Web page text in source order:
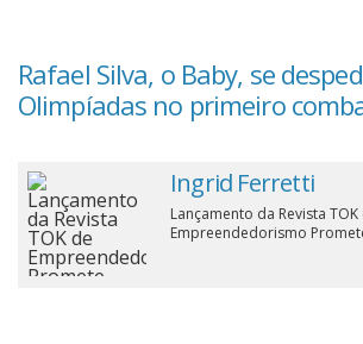
Guia de Serviços
Cinema
Rafael Silva, o Baby, se
Olimpíadas no primeiro
Ingrid Ferretti
Lançamento da Revista TOK
Empreendedorismo